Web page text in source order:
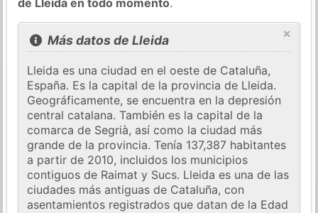
×
Más datos de Lleida
Lleida es una ciudad en el oeste de Cataluña,
España. Es la capital de la provincia de Lleida.
Geográficamente, se encuentra en la depresión
central catalana. También es la capital de la
comarca de Segrià, así como la ciudad más
grande de la provincia. Tenía 137,387 habitantes
a partir de 2010, incluidos los municipios
contiguos de Raimat y Sucs. Lleida es una de las
ciudades más antiguas de Cataluña, con
asentamientos registrados que datan de la Edad